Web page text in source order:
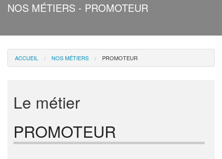
GESTION LOCATIVE
NOS MÉTIERS - PROMOTEUR
ACCUEIL NOS MÉTIERS PROMOTEUR
Le métier
PROMOTEUR